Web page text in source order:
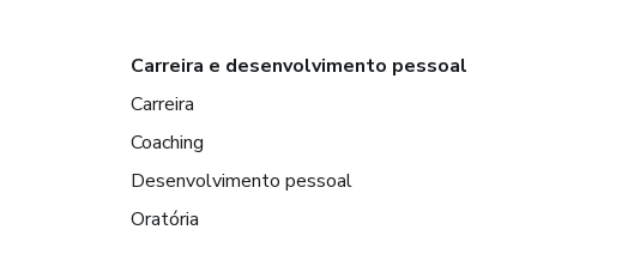
Carreira e desenvolvimento pessoal
Carreira
Coaching
Desenvolvimento pessoal
Oratória